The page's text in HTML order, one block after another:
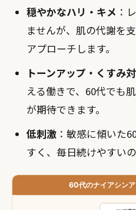
穏やかなハリ・キメ ：
ませんが、肌の代謝を
アプローチします。
トーンアップ・くすみ
える働きで、60代でも
が期待できます。
低刺激 ：敏感に傾いた
すく、毎日続けやすい